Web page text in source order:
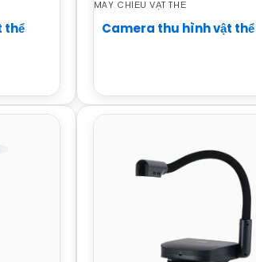
thể
MÁY CHIẾU VẬT THỂ
Camera thu hình vật thể